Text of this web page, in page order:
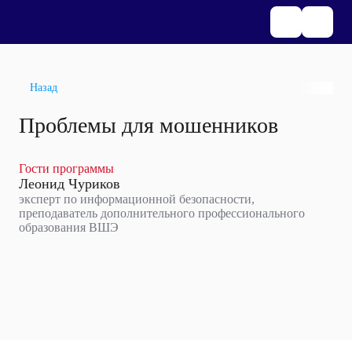
Назад
Проблемы для мошенников
Гости программы
Леонид Чуриков
эксперт по информационной безопасности,
преподаватель дополнительного профессионального
образования ВШЭ